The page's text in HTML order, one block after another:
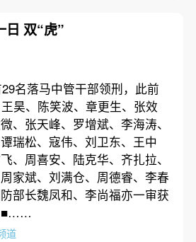
日 双“虎”
名落马中管干部领刑，此前
昊、陈笑波、章更生、张效
、张天峰、罗增斌、李海涛、
瑞松、寇伟、刘卫东、王中
、周喜安、陆克华、齐扎拉、
家斌、刘满仓、周德睿、李春
部长魏凤和、李尚福亦一审获
■……
道